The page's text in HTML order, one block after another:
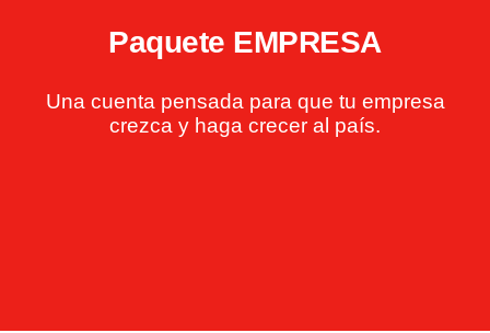
Paquete EMPRESA
Una cuenta pensada para que tu empresa
crezca y haga crecer al país.